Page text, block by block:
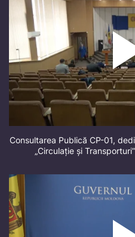
Consultarea Publică CP-01,
„Circulație și